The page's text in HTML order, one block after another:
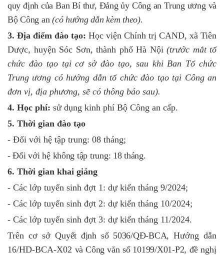
quy định của BanBí thư, Đảng ủy Công an Trung ương và
Bộ Công an(có hướng dẫn kèm theo).
3. Địa điểm đào tạo: Học viện Chính trị CAND, xã Tiên
Dược, huyện Sóc Sơn, thành phố Hà Nội (trước mắt tổ
chức đào tạo tạicơ sở đào tạo, sau khiBan Tổ chức
Trung ương có hướng dẫn tổ chức đào tạo tại Công an
đơn vị, địa phương, sẽ có thông báo sau).
4. Học phí: sử dụng kinh phí Bộ Công an cấp.
5. Thời gian đào tạo
- Đối với hệ tập trung: 08 tháng;
- Đối với hệ không tập trung: 18tháng.
6. Thời gian khai giảng
- Các lớp tuyển sinh đợt 1: dự kiến tháng 9/2024;
- Các lớp tuyển sinh đợt 2: dự kiến tháng 10/2024;
- Các lớp tuyển sinh đợt 3: dự kiến tháng 11/2024.
Trên cơ sởQuyết định số 5036/QĐ-BCA, Hướng dẫn
16/HD-BCA-X02 và Công văn số 10199/X01-P2, đề nghị